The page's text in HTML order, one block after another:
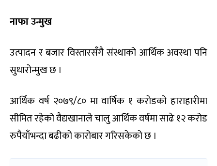
नाफा उन्मुख
उत्पादन र बजार विस्तारसँगै संस्थाको आर्थिक अवस्था पनि
सुधारोन्मुख छ ।
आर्थिक वर्ष २०७९/८० मा वार्षिक १ करोडको हाराहारीमा
सीमित रहेको वैद्यखानाले चालु आर्थिक वर्षमा साढे १२ करोड
रुपैयाँभन्दा बढीको कारोबार गरिसकेको छ ।